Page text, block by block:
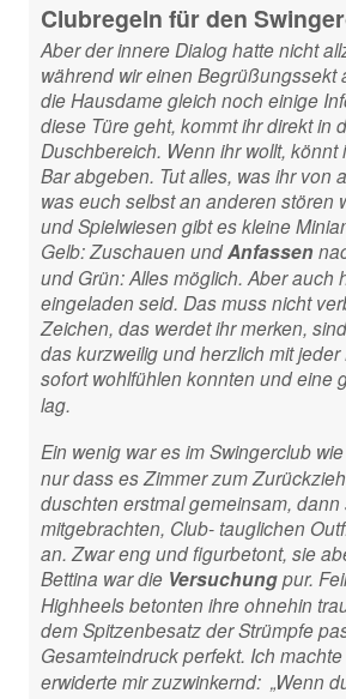
Clubregeln für den
Aber der innere Dialog hatte nicht
während wir einen Begrüßungssekt
die Hausdame gleich noch einige
diese Türe geht, kommt ihr direkt in
Duschbereich. Wenn ihr wollt,
Bar abgeben. Tut alles, was ihr von
was euch selbst an anderen stören
und Spielwiesen gibt es kleine
Gelb: Zuschauen undAnfassen
und Grün: Alles möglich. Aber auch
eingeladen seid. Das muss nicht
Zeichen, das werdet ihr merken,
das kurzweilig und herzlich mit
sofort wohlfühlen konnten und eine
lag.
Ein wenig war es im Swingerclub
nur dass es Zimmer zum
duschten erstmal gemeinsam, dann
mitgebrachten, Club- tauglichen
an. Zwar eng und figurbetont, sie
Bettina war die Versuchungpur.
Highheels betonten ihre ohnehin
dem Spitzenbesatz der Strümpfe
Gesamteindruck perfekt. Ich
erwiderte mir zuzwinkernd: „Wenn